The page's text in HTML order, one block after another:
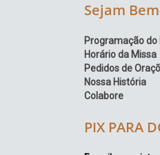
Sejam
Programação do
Horário da Missa
Pedidos de
Nossa História
Colabore
PIX PARA